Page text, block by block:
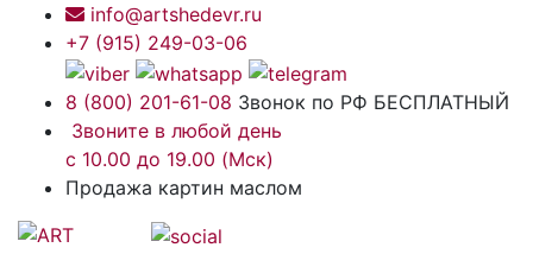
info@artshedevr.ru
+7 (915) 249-03-06
8 (800) 201-61-08 Звонок по РФ БЕСПЛАТНЫЙ
Звоните в любой день
с 10.00 до 19.00 (Мск)
Продажа картин маслом